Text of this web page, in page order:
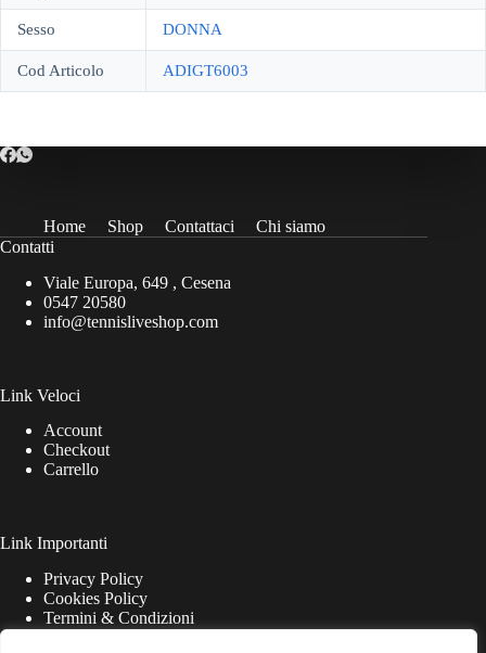
Sesso DONNA
Cod Articolo ADIGT6003
Home Shop Contattaci
Chi siamo
Contatti
Viale Europa, 649 , Cesena
0547 20580
info@tennisliveshop.com
Link Veloci
Account
Checkout
Carrello
Link Importanti
Privacy Policy
Cookies Policy
Termini & Condizioni